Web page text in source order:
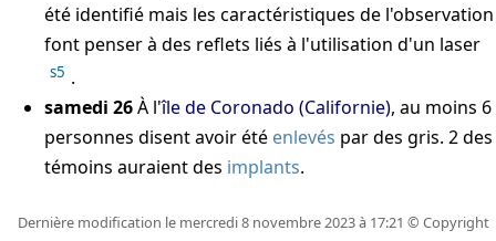
été identifié mais les caractéristiques de l'observation
font penser à des reflets liés à l'utilisation d'un laser
s5 .
samedi 26À l'île de Coronado (Californie), au moins 6
personnes disent avoir été enlevés par des gris. 2 des
témoins auraient des implants.
Dernière modification le mercredi 8 novembre 2023 à 17:21 © Copyright